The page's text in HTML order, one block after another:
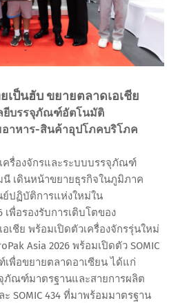
เป็นฮับ ขยายตลาดเอเชีย
ยีบรรจุภัณฑ์อัตโนมัติ
อาหาร-สินค้าอุปโภคบริโภค
ครื่องจักรและระบบบรรจุภัณฑ์
นี เดินหน้าขยายธุรกิจในภูมิภาค
ปฏิบัติการแห่งใหม่ใน
เพื่อรองรับการเติบโตของ
ชีย พร้อมเปิดตัวเครื่องจักรรุ่นใหม่
Asia 2026 พร้อมเปิดตัว SOMIC
พื่อขยายตลาดอาเซียน ได้แก่
จุภัณฑ์มาตรฐานและสายการผลิต
SOMIC 434 ที่มาพร้อมมาตรฐาน